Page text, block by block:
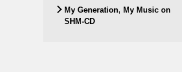
My Generation, My Music on
SHM-CD